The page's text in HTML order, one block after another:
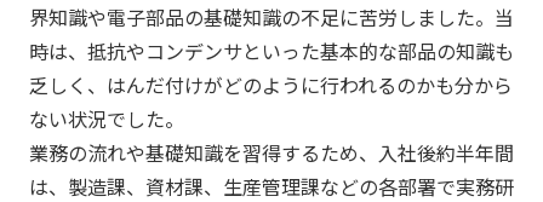
界知識や電子部品の基礎知識の不足に苦労しました。当
時は、抵抗やコンデンサといった基本的な部品の知識も
乏しく、はんだ付けがどのように行われるのかも分から
ない状況でした。
業務の流れや基礎知識を習得するため、入社後約半年間
は、製造課、資材課、生産管理課などの各部署で実務研